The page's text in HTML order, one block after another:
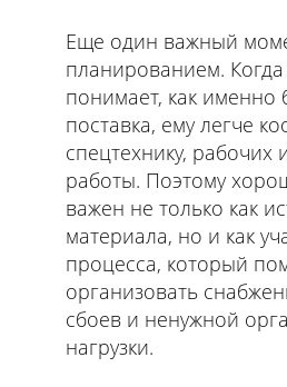
Еще один важный
планированием. Когда
понимает, как именно
поставка, ему легче
спецтехнику, рабочих
работы. Поэтому
важен не только как
материала, но и как
процесса, который
организовать
сбоев и ненужной
нагрузки.